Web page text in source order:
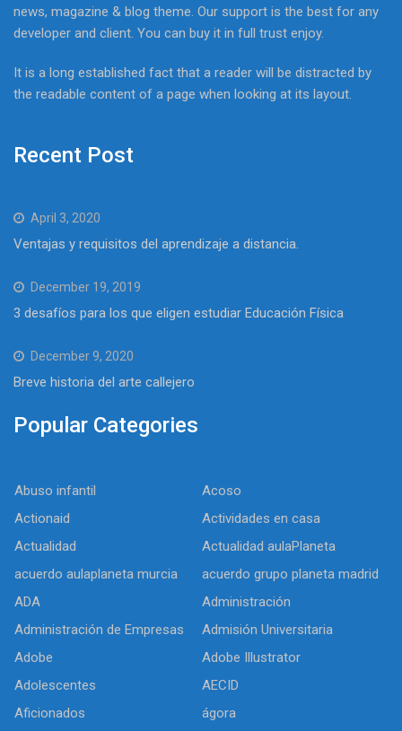
news, magazine & blog theme. Our support is the best for any
developer and client. You can buy it in full trust enjoy.
It is a long established fact that a reader will be distracted by
the readable content of a page when looking at its layout.
Recent Post
April 3, 2020
Ventajas y requisitos del aprendizaje a distancia.
December 19, 2019
3 desafíos para los que eligen estudiar Educación Física
December 9, 2020
Breve historia del arte callejero
Popular Categories
Abuso infantil
Acoso
Actionaid
Actividades en casa
Actualidad
Actualidad aulaPlaneta
acuerdo aulaplaneta murcia
acuerdo grupo planeta madrid
ADA
Administración
Administración de Empresas
Admisión Universitaria
Adobe
Adobe Illustrator
Adolescentes
AECID
Aficionados
ágora